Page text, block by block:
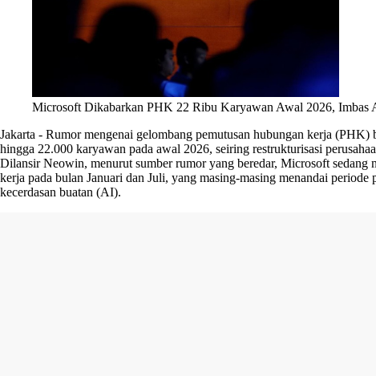
Microsoft Dikabarkan PHK 22 Ribu Karyawan Awal 2026, Imbas
Jakarta - Rumor mengenai gelombang pemutusan hubungan kerja
hingga 22.000 karyawan pada awal 2026, seiring restrukturisasi
Dilansir Neowin, menurut sumber rumor yang beredar, Microsoft sedang
kerja pada bulan Januari dan Juli, yang masing-masing menandai
kecerdasan buatan (AI).